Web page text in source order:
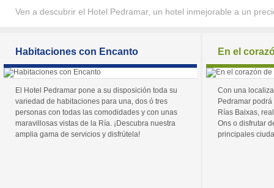
Ven a descubrir el Hotel Pedramar, un hotel inmejorable a un
Habitaciones con Encanto
El Hotel Pedramar pone a su disposición toda su
variedad de habitaciones para una, dos ó tres
personas con todas las comodidades y con unas
maravillosas vistas de la Ría. ¡Descubra nuestra
amplia gama de servicios y disfrútela!
En el
Con una
Pedramar
Rías Baixas,
Ons o disfrutar
principales